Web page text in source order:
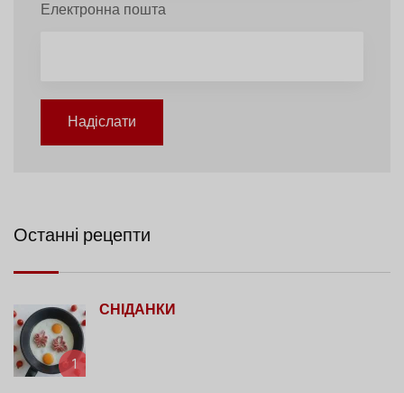
Електронна пошта
Надіслати
Останні рецепти
1
СНІДАНКИ